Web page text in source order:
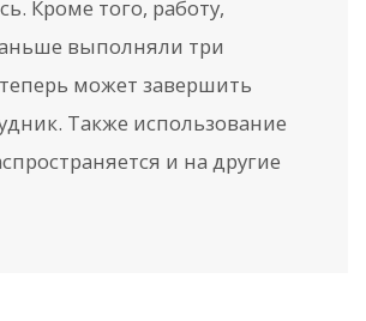
Кроме того, работу,
выполняли три
может завершить
Также использование
и на другие